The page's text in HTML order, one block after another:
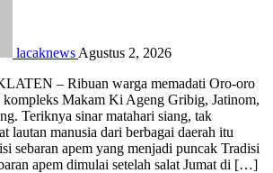
lacaknews Agustus 2, 2026
– Ribuan warga memadati Oro-oro
kompleks Makam Ki Ageng Gribig, Jatinom,
Teriknya sinar matahari siang, tak
lautan manusia dari berbagai daerah itu
sebaran apem yang menjadi puncak Tradisi
apem dimulai setelah salat Jumat di […]